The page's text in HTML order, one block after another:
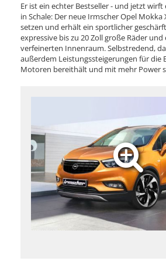
Er ist ein echter Bestseller - und jetzt
in Schale: Der neue Irmscher Opel Mokka
setzen und erhält ein sportlicher
expressive bis zu 20 Zoll große Räder
verfeinerten Innenraum. Selbstredend,
außerdem Leistungssteigerungen für die
Motoren bereithält und mit mehr Power